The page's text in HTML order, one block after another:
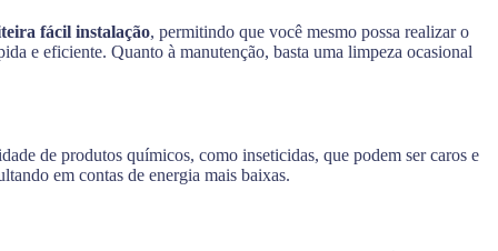
fácil instalação, permitindo que você mesmo possa realizar o
e eficiente. Quanto à manutenção, basta uma limpeza ocasional
de produtos químicos, como inseticidas, que podem ser caros e
em contas de energia mais baixas.